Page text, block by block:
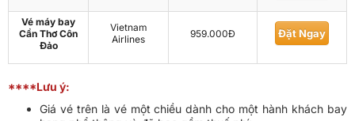
Vé máy bay
Cần Thơ Côn
Đảo
Vietnam
Airlines
959.000Đ Đặt Ngay
****Lưu ý:
Giá vé trên là vé một chiều dành cho một hành khách bay